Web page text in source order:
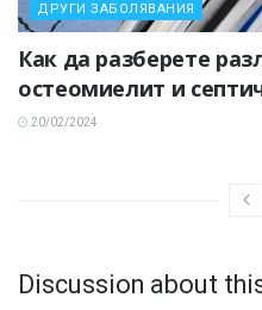
ДРУГИ ЗАБОЛЯВАНИЯ
Как да разберете
остеомиелит и
20/02/2024
Discussion about